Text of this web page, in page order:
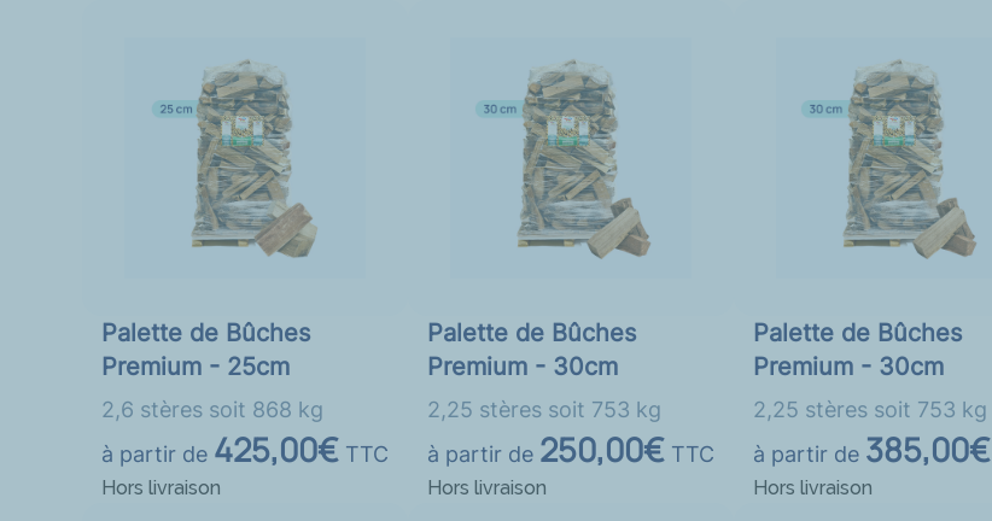
Palette de Bûches
Premium - 25cm
2,6 stères soit 868 kg
à partir de 425,00€ TTC
Hors livraison
Palette de Bûches
Premium - 30cm
2,25 stères soit 753 kg
à partir de 250,00€ TTC
Hors livraison
Palette de Bûches
Premium - 30cm
2,25 stères soit 753 kg
à partir de 385,00€
Hors livraison